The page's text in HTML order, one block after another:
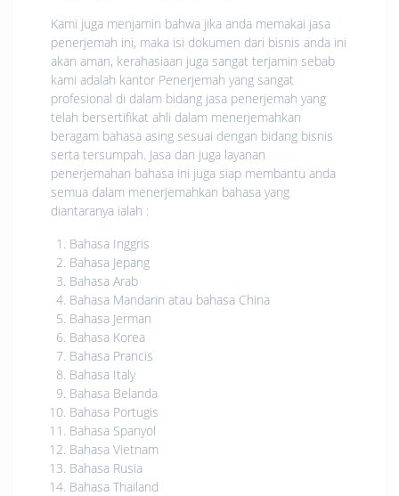
Kami juga menjamin bahwa jika anda memakai jasa
penerjemah ini, maka isi dokumen dari bisnis anda ini
akan aman, kerahasiaan juga sangat terjamin sebab
kami adalah kantor Penerjemah yang sangat
profesional di dalam bidang jasa penerjemah yang
telah bersertifikat ahli dalam menerjemahkan
beragam bahasa asing sesuai dengan bidang bisnis
serta tersumpah. Jasa dan juga layanan
penerjemahan bahasa ini juga siap membantu anda
semua dalam menerjemahkan bahasa yang
diantaranya ialah :
Bahasa Inggris
Bahasa Jepang
Bahasa Arab
Bahasa Mandarin atau bahasa China
Bahasa Jerman
Bahasa Korea
Bahasa Prancis
Bahasa Italy
Bahasa Belanda
Bahasa Portugis
Bahasa Spanyol
Bahasa Vietnam
Bahasa Rusia
Bahasa Thailand